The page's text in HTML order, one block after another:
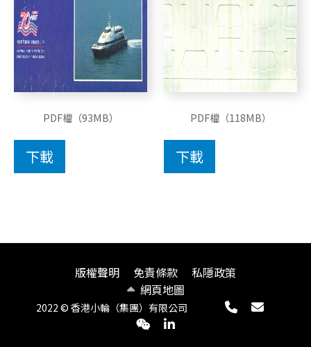
PDF檔（93MB）
下載
PDF檔（118MB）
下載
版權聲明 免責條款
私隱政策
網頁地圖
2022 © 香港小輪（集團）有限公司